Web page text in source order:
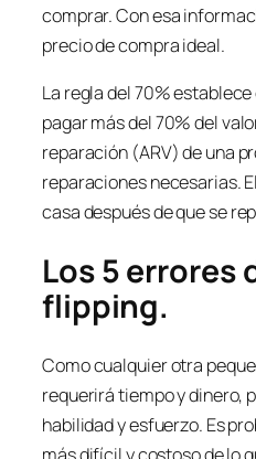
comprar. Con esa
precio de compra ideal.
La regla del 70%
pagar más del 70% del
reparación (ARV) de una
reparaciones necesarias.
casa después de que se
Los 5 errores
flipping.
Como cualquier otra
requerirá tiempo y dinero,
habilidad y esfuerzo. Es
más difícil y costoso de lo